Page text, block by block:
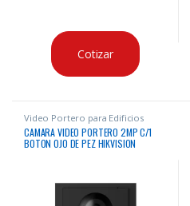
Cotizar
Video Portero para Edificios
CAMARA VIDEO PORTERO 2MP C/1
BOTON OJO DE PEZ HIKVISION